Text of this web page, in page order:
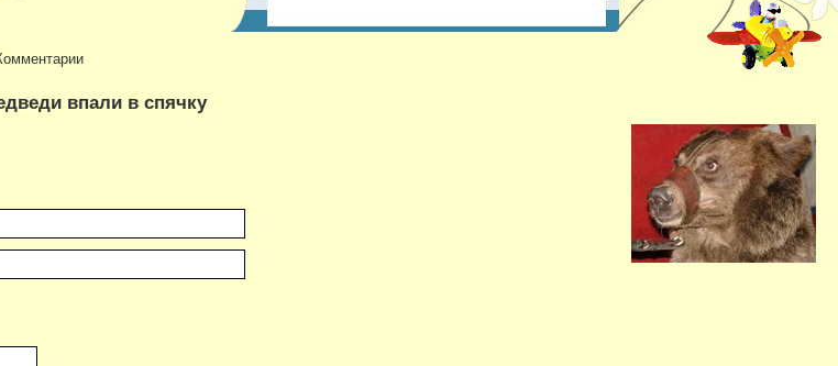
впали в спячку